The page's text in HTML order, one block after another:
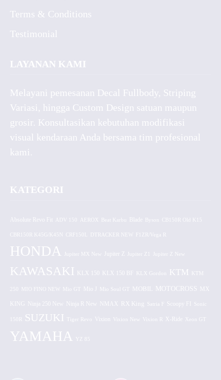
Terms & Conditions
Testimonial
LAYANAN KAMI
Melayani pemesanan Decal Fullbody, Striping
Variasi, hingga Custom Design satuan maupun
grosir. Konsultasikan kebutuhan modifikasi
visual kendaraan Anda bersama tim profesional
kami.
KATEGORI
Absolute Revo Fit ADV 150 AEROX CB150R Old K15
CBR150R K45G/K45N CRF150L DTRACKER NEW F1ZR/Vega R
HONDA Jupiter MX New Jupiter Z Jupiter Z1 Jupiter Z New
KAWASAKI KLX 150 KLX 150 BF KLX Gordon KTM KTM
250 MIO FINO NEW Mio GT Mio J Mio Soul GT MOBIL MOTOCROSS MX
KING Ninja 250 New Ninja R New NMAX RX King Satria F Scoopy FI Sonic
150R SUZUKI Tiger Revo Vixion Vixion New Vixion R X-Ride Xeon GT
YAMAHA YZ 85